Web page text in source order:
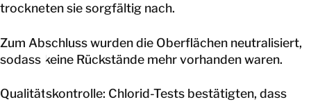
trockneten sie sorgfältig nach.
Zum Abschluss wurden die Oberflächen neutralisiert,
sodass keine Rückstände mehr vorhanden waren.
Qualitätskontrolle: Chlorid-Tests bestätigten, dass